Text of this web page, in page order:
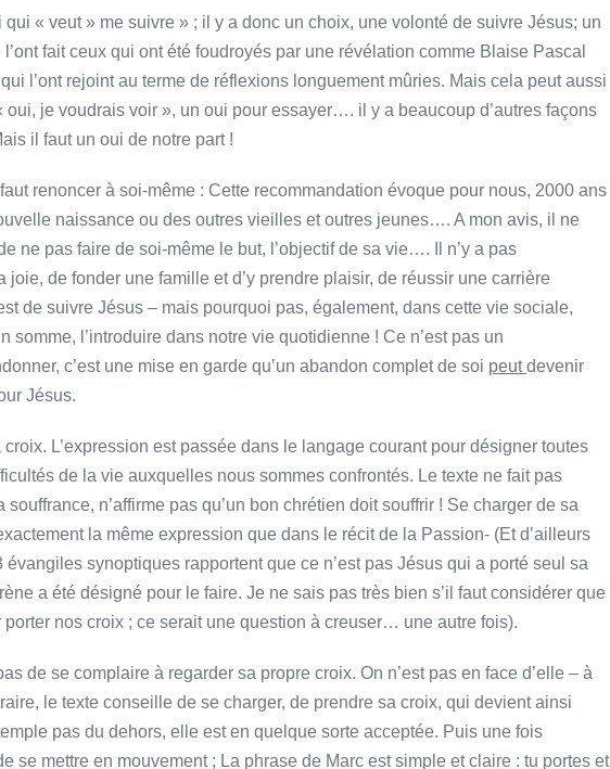
qui « veut » me suivre » ; il y a donc un choix, une volonté de suivre Jésus; un
fait ceux qui ont été foudroyés par une révélation comme Blaise Pascal
l’ont rejoint au terme de réflexions longuement mûries. Mais cela peut aussi
oui, je voudrais voir », un oui pour essayer…. il y a beaucoup d’autres façons
il faut un oui de notre part !
renoncer à soi-même : Cette recommandation évoque pour nous, 2000 ans
naissance ou des outres vieilles et outres jeunes…. A mon avis, il ne
ne pas faire de soi-même le but, l’objectif de sa vie…. Il n’y a pas
joie, de fonder une famille et d’y prendre plaisir, de réussir une carrière
de suivre Jésus – mais pourquoi pas, également, dans cette vie sociale,
somme, l’introduire dans notre vie quotidienne ! Ce n’est pas un
c’est une mise en garde qu’un abandon complet de soi peutdevenir
Jésus.
L’expression est passée dans le langage courant pour désigner toutes
de la vie auxquelles nous sommes confrontés. Le texte ne fait pas
souffrance, n’affirme pas qu’un bon chrétien doit souffrir ! Se charger de sa
la même expression que dans le récit de la Passion- (Et d’ailleurs
évangiles synoptiques rapportent que ce n’est pas Jésus qui a porté seul sa
a été désigné pour le faire. Je ne sais pas très bien s’il faut considérer que
porter nos croix ; ce serait une question à creuser… une autre fois).
de se complaire à regarder sa propre croix. On n’est pas en face d’elle – à
le texte conseille de se charger, de prendre sa croix, qui devient ainsi
pas du dehors, elle est en quelque sorte acceptée. Puis une fois
se mettre en mouvement ; La phrase de Marc est simple et claire : tu portes et